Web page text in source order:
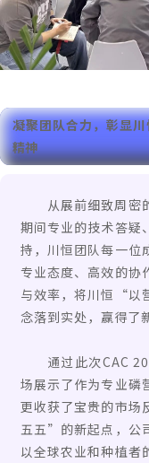
凝聚团队合力，彰显川
精神
从展前细致周密
期间专业的技术答疑
持，川恒团队每一位
专业态度、高效的协
与效率，将川恒“以
念落到实处，赢得了
通过此次CAC
场展示了作为专业磷
更收获了宝贵的市
五五”的新起点，公
以全球农业和种植者